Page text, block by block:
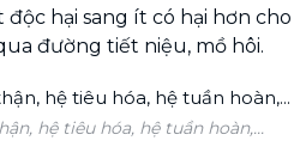
độc hại sang ít có hại hơn cho
đường tiết niệu, mồ hôi.
hệ tiêu hóa, hệ tuần hoàn,...